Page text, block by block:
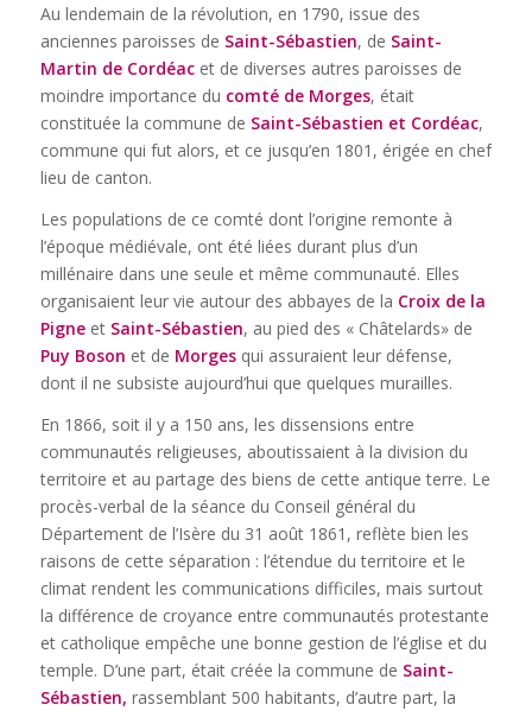
Au lendemain de la révolution, en 1790, issue des
anciennes paroisses de Saint-Sébastien, de Saint-
Martin de Cordéacet de diverses autres paroisses de
moindre importance du comté de Morges, était
constituée la commune de Saint-Sébastien et Cordéac,
commune qui fut alors, et ce jusqu’en 1801, érigée en chef
lieu de canton.
Les populations de ce comté dont l’origine remonte à
l’époque médiévale, ont été liées durant plus d’un
millénaire dans une seule et même communauté. Elles
organisaient leur vie autour des abbayes de la Croix de la
Pigneet Saint-Sébastien, au pied des « Châtelards» de
Puy Boson et de Morges qui assuraient leur défense,
dont il ne subsiste aujourd’hui que quelques murailles.
En 1866, soit il y a 150 ans, les dissensions entre
communautés religieuses, aboutissaient à la division du
territoire et au partage des biens de cette antique terre. Le
procès-verbal de la séance du Conseil général du
Département de l’Isère du 31 août 1861, reflète bien les
raisons de cette séparation : l’étendue du territoire et le
climat rendent les communications difficiles, mais surtout
la différence de croyance entre communautés protestante
et catholique empêche une bonne gestion de l’église et du
temple. D’une part, était créée la commune de Saint-
Sébastien, rassemblant 500 habitants, d’autre part, la